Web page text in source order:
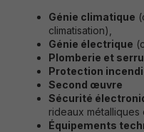
Génie climatique
climatisation),
Génie électrique
Plomberie et
Protection
Second œuvre
Sécurité
rideaux métalliques
Équipements